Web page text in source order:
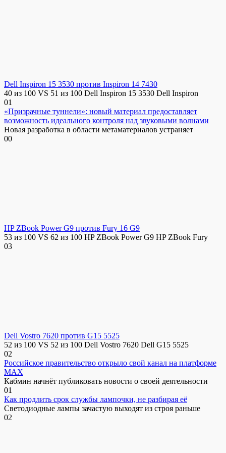
Dell Inspiron 15 3530 против Inspiron 14 7430
40 из 100 VS 51 из 100 Dell Inspiron 15 3530 Dell Inspiron
01
«Призрачные туннели»: новый материал предоставляет
возможность идеального контроля над звуковыми волнами
Новая разработка в области метаматериалов устраняет
00
HP ZBook Power G9 против Fury 16 G9
53 из 100 VS 62 из 100 HP ZBook Power G9 HP ZBook Fury
03
Dell Vostro 7620 против G15 5525
52 из 100 VS 52 из 100 Dell Vostro 7620 Dell G15 5525
02
Российское правительство открыло свой канал на платформе
MAX
Кабмин начнёт публиковать новости о своей деятельности
01
Как продлить срок службы лампочки, не разбирая её
Светодиодные лампы зачастую выходят из строя раньше
02